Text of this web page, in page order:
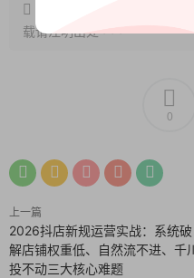
找回残留的浏
站等数据。
聊天与社交记录
观看与使用记录
翻译
等网站的使用
：恢
表。
自动填充的表单数
载请注明出处~~~
0
上一篇
2026抖店新规运营实战：系统破
解店铺权重低、自然流不进、千
投不动三大核心难题